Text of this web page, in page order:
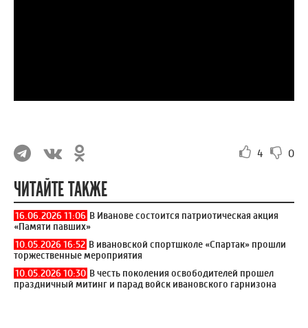
4 0
ЧИТАЙТЕ ТАКЖЕ
16.06.2026 11:06 В Иванове состоится патриотическая акция
«Памяти павших»
10.05.2026 16:52 В ивановской спортшколе «Спартак» прошли
торжественные мероприятия
10.05.2026 10:30 В честь поколения освободителей прошел
праздничный митинг и парад войск ивановского гарнизона